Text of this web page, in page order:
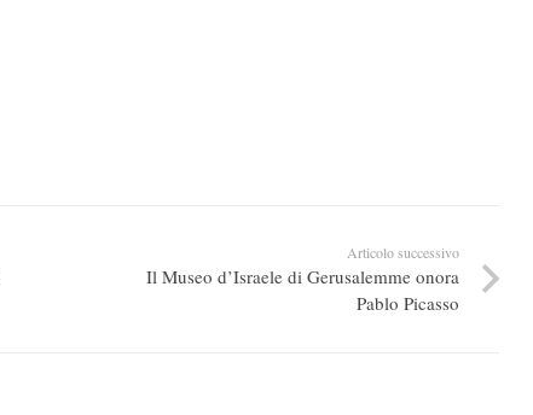
Articolo successivo
Il Museo d’Israele di Gerusalemme onora
Pablo Picasso